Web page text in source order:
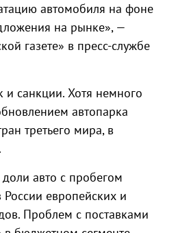
автомобиля на фоне
на рынке», —
газете» в пресс-службе
и санкции. Хотя немного
автопарка
третьего мира, в
авто с пробегом
европейских и
Проблем с поставками